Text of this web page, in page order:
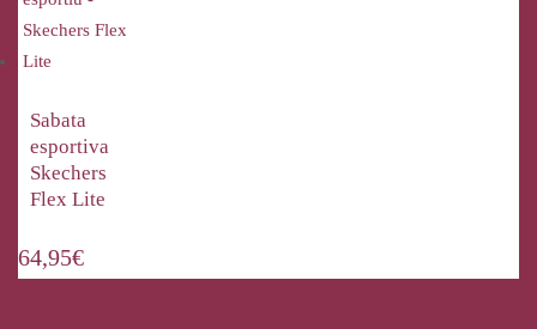
Sabata
esportiva
Skechers
Flex Lite
64,95€